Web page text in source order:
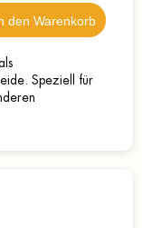
den Warenkorb
Speziell für